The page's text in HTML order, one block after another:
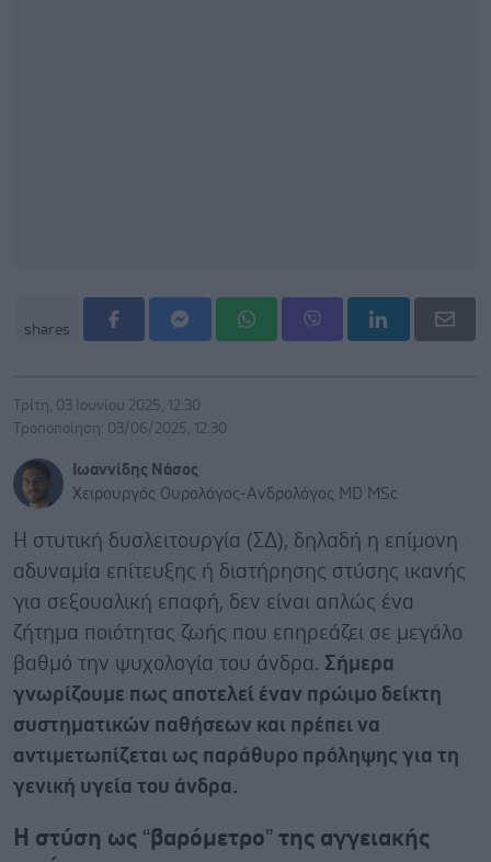
shares
Τρίτη, 03 Ιουνίου 2025, 12:30
Τροποποίηση: 03/06/2025, 12:30
Ιωαννίδης Νάσος
Χειρουργός Ουρολόγος-Ανδρολόγος MD MSc
Η στυτική δυσλειτουργία (ΣΔ), δηλαδή η επίμονη
αδυναμία επίτευξης ή διατήρησης στύσης ικανής
για σεξουαλική επαφή, δεν είναι απλώς ένα
ζήτημα ποιότητας ζωής που επηρεάζει σε μεγάλο
βαθμό την ψυχολογία του άνδρα. Σήμερα
γνωρίζουμε πως αποτελεί έναν πρώιμο δείκτη
συστηματικών παθήσεων και πρέπει να
αντιμετωπίζεται ως παράθυρο πρόληψης για τη
γενική υγεία του άνδρα.
Η στύση ως “βαρόμετρο” της αγγειακής